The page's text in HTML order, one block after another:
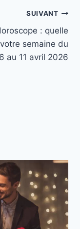
SUIVANT
: quelle
semaine du
6 au 11 avril 2026